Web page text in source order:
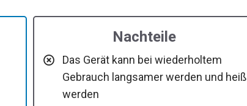
Nachteile
Das Gerät kann bei wiederholtem
Gebrauch langsamer werden und heiß
werden